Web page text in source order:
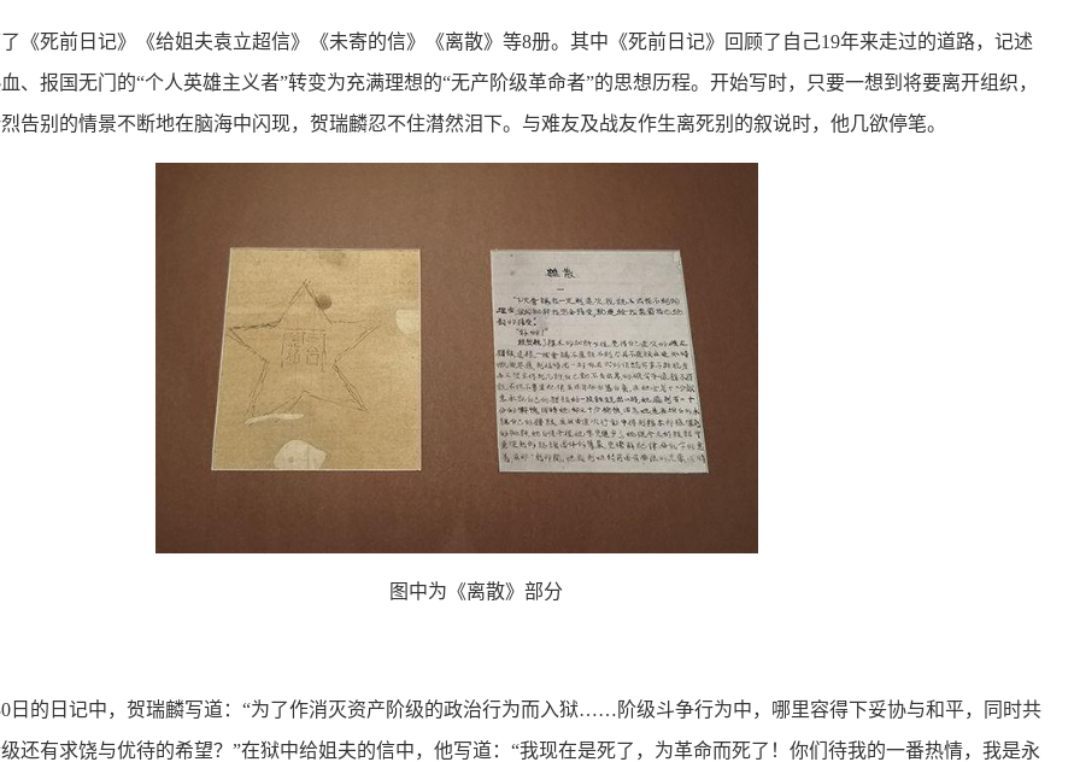
死前日记》《给姐夫袁立超信》《未寄的信》《离散》等8册。其中《死前日记》回顾了自己19年来走过的道路，记述
、报国无门的“个人英雄主义者”转变为充满理想的“无产阶级革命者”的思想历程。开始写时，只要一想到将要离开组织，
告别的情景不断地在脑海中闪现，贺瑞麟忍不住潸然泪下。与难友及战友作生离死别的叙说时，他几欲停笔。
图中为《离散》部分
的日记中，贺瑞麟写道：“为了作消灭资产阶级的政治行为而入狱……阶级斗争行为中，哪里容得下妥协与和平，同时共
还有求饶与优待的希望？”在狱中给姐夫的信中，他写道：“我现在是死了，为革命而死了！你们待我的一番热情，我是永